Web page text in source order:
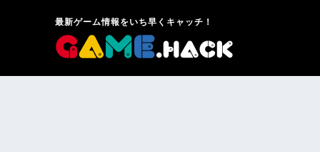
最新ゲーム情報をいち早くキャッチ！